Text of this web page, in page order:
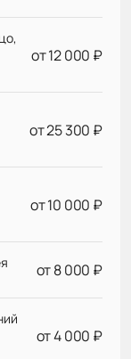
от 12 000 ₽
от 25 300 ₽
от 10 000 ₽
от 8 000 ₽
от 4 000 ₽